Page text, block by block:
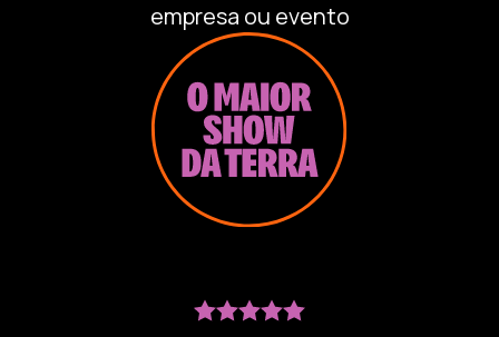
empresa ou evento